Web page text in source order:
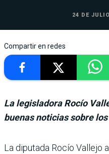
24 DE
Compartir en redes
La legisladora Rocío
buenas noticias sobre
La diputada Rocío Vallejo